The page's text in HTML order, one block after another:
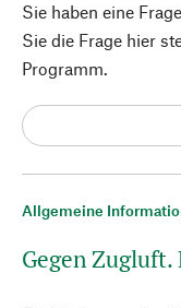
Allgemeine
Gegen Zugluft.
Sie haben eine
Sie die Frage hier
Programm.